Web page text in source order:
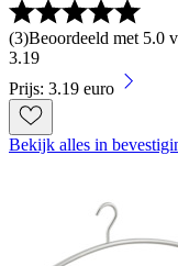
(3)Beoordeeld met 5.0
3.19
Prijs: 3.19 euro
Bekijk alles in